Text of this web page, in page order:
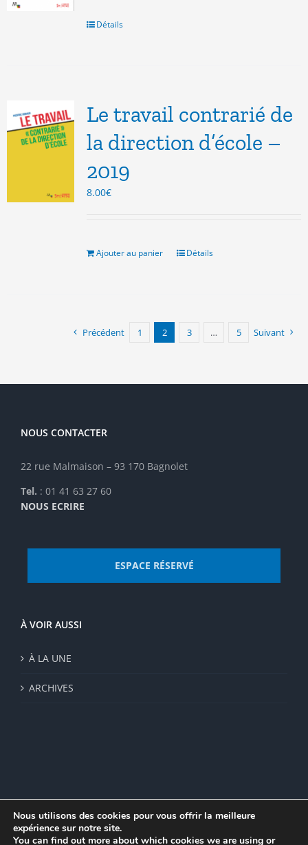
Détails
Le travail contrarié de
la direction d’école –
2019
8.00€
Ajouter au panier Détails
Précédent 1 2 3 … 5 Suivant
NOUS CONTACTER
22 rue Malmaison – 93 170 Bagnolet
Tel. : 01 41 63 27 60
NOUS ECRIRE
ESPACE RÉSERVÉ
À VOIR AUSSI
À LA UNE
ARCHIVES
© Institut de recherche de la FSU 2023 | Par FSU |Plan du site
Nous utilisons des cookies pour vous offrir la meilleure
expérience sur notre site.
You can find out more about which cookies we are using or